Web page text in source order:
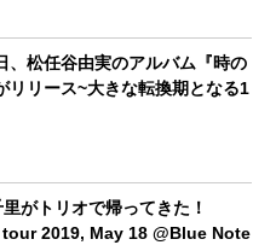
、松任谷由実のアルバム『時の
リリース~大きな転換期となる1
がトリオで帰ってきた！
2019, May 18 @Blue Note